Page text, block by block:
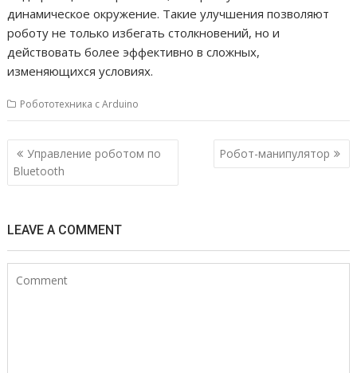
динамическое окружение. Такие улучшения позволяют
роботу не только избегать столкновений, но и
действовать более эффективно в сложных,
изменяющихся условиях.
Робототехника с Arduino
Н
а
г
а
ц
Управление роботом по
Bluetooth
Робот-манипулятор
LEAVE A COMMENT